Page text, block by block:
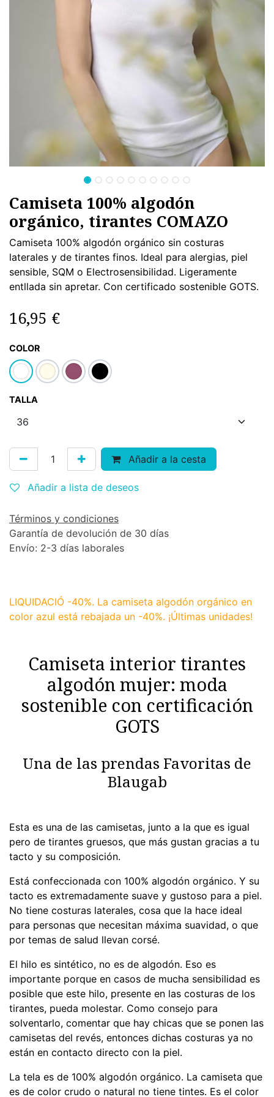
Camiseta 100% algodón
orgánico, tirantes COMAZO
Camiseta 100% algodón orgánico sin costuras
laterales y de tirantes finos. Ideal para alergias, piel
sensible, SQM o Electrosensibilidad. Ligeramente
entllada sin apretar. Con certificado sostenible GOTS.
16,95 €
COLOR
TALLA
Añadir a la cesta
Añadir a lista de deseos
Términos y condiciones
Garantía de devolución de 30 días
Envío: 2-3 días laborales
LIQUIDACIÓ -40%. La camiseta algodón orgánico en
color azul está rebajada un -40%. ¡Últimas unidades!
​Camiseta interior tirantes
algodón mujer: moda
sostenible con certificación
GOTS
Una de las prendas Favoritas de
Blaugab
Esta es una de las camisetas, junto a la que es igual
pero de tirantes gruesos, que más gustan gracias a tu
tacto y su composición.
Está confeccionada con 100% algodón orgánico. Y su
tacto es extremadamente suave y gustoso para a piel.
No tiene costuras laterales, cosa que la hace ideal
para personas que necesitan máxima suavidad, o que
por temas de salud llevan corsé.
El hilo es sintético, no es de algodón. Eso es
importante porque en casos de mucha sensibilidad es
posible que este hilo, presente en las costuras de los
tirantes, pueda molestar. Como consejo para
solventarlo, comentar que hay chicas que se ponen las
camisetas del revés, entonces dichas costuras ya no
están en contacto directo con la piel.
La tela es de 100% algodón orgánico. La camiseta que
es de color crudo o natural no tiene tintes. Es el color